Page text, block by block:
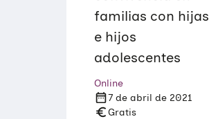
N
F
A
M
I
L
I
A
familias con hijas
e hijos
adolescentes
Online
7 de abril de 2021
Gratis